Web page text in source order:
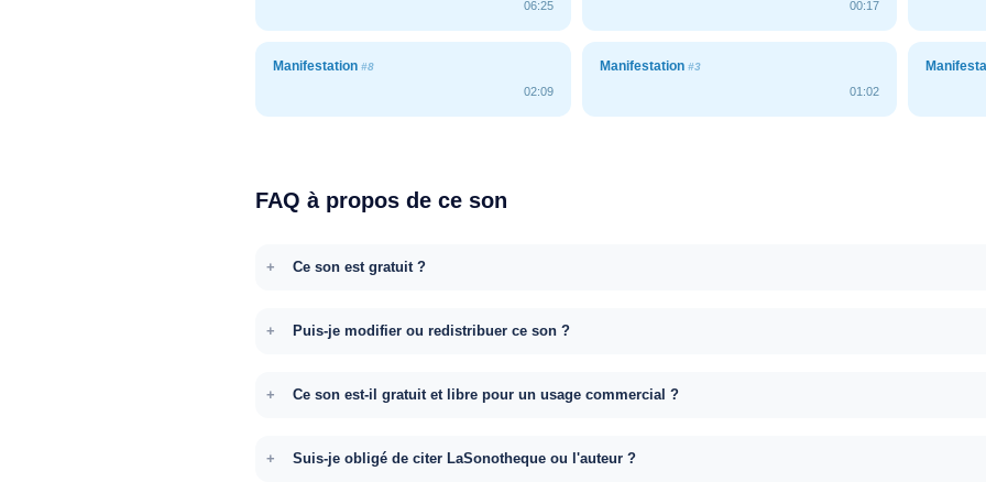
06:25 00:17
Manifestation #8
02:09
Manifestation #3
01:02
FAQ à propos de ce son
Ce son est gratuit ?
Puis-je modifier ou redistribuer ce son ?
Ce son est-il gratuit et libre pour un usage commercial ?
Suis-je obligé de citer LaSonotheque ou l'auteur ?